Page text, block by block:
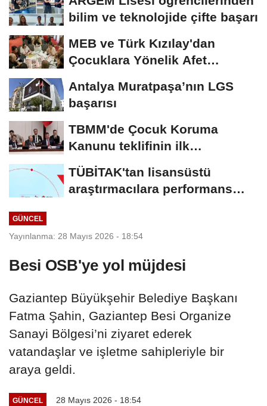
bilim ve teknolojide çifte başarı
MEB ve Türk Kızılay'dan
Çocuklara Yönelik Afet
Antalya Muratpaşa’nın LGS
başarısı
TBMM'de Çocuk Koruma
Kanunu teklifinin ilk
görüşmeleri tamamlandı
TÜBİTAK'tan lisansüstü
araştırmacılara performans
GÜNCEL
Yayınlanma: 28 Mayıs 2026 - 18:54
Besi OSB'ye yol müjdesi
Gaziantep Büyükşehir Belediye Başkanı
Fatma Şahin, Gaziantep Besi Organize
Sanayi Bölgesi’ni ziyaret ederek
vatandaşlar ve işletme sahipleriyle bir
araya geldi.
GÜNCEL 28 Mayıs 2026 - 18:54